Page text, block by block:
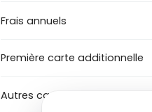
Frais annuels
Première carte additionnelle
Autres cartes additionnelles